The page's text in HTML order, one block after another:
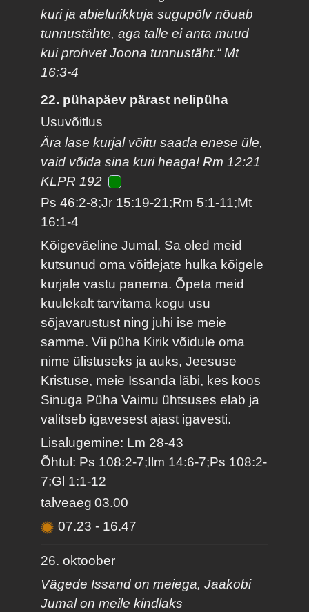
kuri ja abielurikkuja sugupõlv nõuab
tunnustähte, aga talle ei anta muud
kui prohvet Joona tunnustäht.“ Mt
16:3-4
22. pühapäev pärast nelipüha
Usuvõitlus
Ära lase kurjal võitu saada enese üle,
vaid võida sina kuri heaga! Rm 12:21
KLPR 192
Ps 46:2-8;Jr 15:19-21;Rm 5:1-11;Mt
16:1-4
Kõigeväeline Jumal, Sa oled meid
kutsunud oma võitlejate hulka kõigele
kurjale vastu panema. Õpeta meid
kuulekalt tarvitama kogu usu
sõjavarustust ning juhi ise meie
samme. Vii püha Kirik võidule oma
nime ülistuseks ja auks, Jeesuse
Kristuse, meie Issanda läbi, kes koos
Sinuga Püha Vaimu ühtsuses elab ja
valitseb igavesest ajast igavesti.
Lisalugemine: Lm 28-43
Õhtul: Ps 108:2-7;Ilm 14:6-7;Ps 108:2-
7;Gl 1:1-12
talveaeg 03.00
07.23- 16.47
26. oktoober
Vägede Issand on meiega, Jaakobi
Jumal on meile kindlaks